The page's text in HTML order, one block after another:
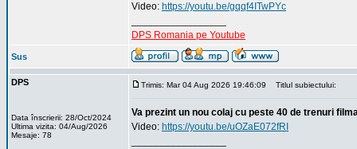
Video: https://youtu.be/gqqf4ITwPYc
DPS Romania pe Youtube
Sus
DPS
Data înscrierii: 28/Oct/2024
Ultima vizita: 04/Aug/2026
Mesaje: 78
Trimis: Mar 04 Aug 2026 19:46:09 Titlul subiectului:
Va prezint un nou colaj cu peste 40 de trenuri
Video: https://youtu.be/uOZaE072fRI